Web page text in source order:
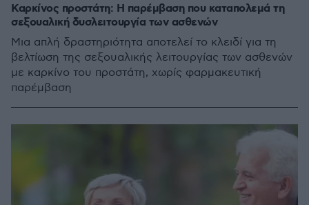
Καρκίνος προστάτη: Η παρέμβαση που καταπολεμά τη
σεξουαλική δυσλειτουργία των ασθενών
Μια απλή δραστηριότητα αποτελεί το κλειδί για τη
βελτίωση της σεξουαλικής λειτουργίας των ασθενών
με καρκίνο του προστάτη, χωρίς φαρμακευτική
παρέμβαση